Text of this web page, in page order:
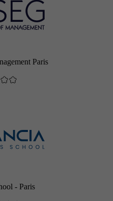
Paris
- Paris